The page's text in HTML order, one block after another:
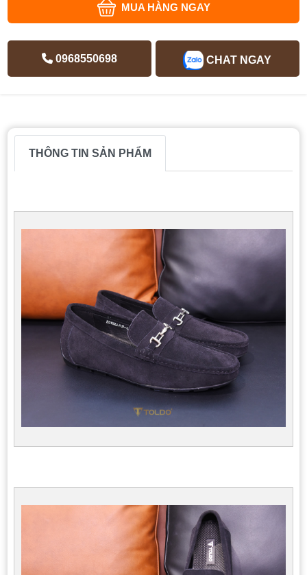
MUA HÀNG NGAY
0968550698 CHAT NGAY
THÔNG TIN SẢN PHẨM